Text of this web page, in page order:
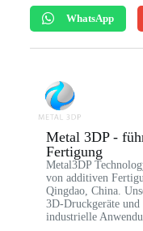
WhatsApp
Metal 3DP -
Fertigung
Metal3DP
von additiven
Qingdao, China.
3D-Druckgeräte
industrielle